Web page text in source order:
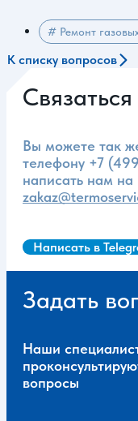
# Ремонт
К списку вопросов
Вы можете так
телефону +7
написать нам на
Написать в
Задать
Наши
вопросы